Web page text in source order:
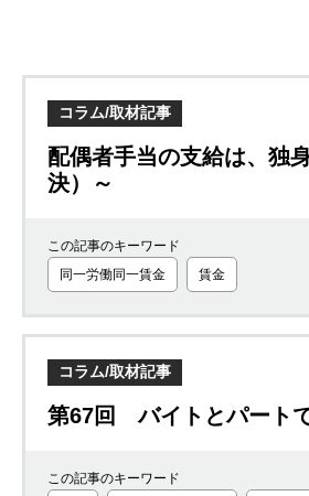
コラム/取材記事
配偶者手当の支給は、独
決）～
この記事のキーワード
同一労働同一賃金
賃金
コラム/取材記事
第67回 バイトとパート
この記事のキーワード